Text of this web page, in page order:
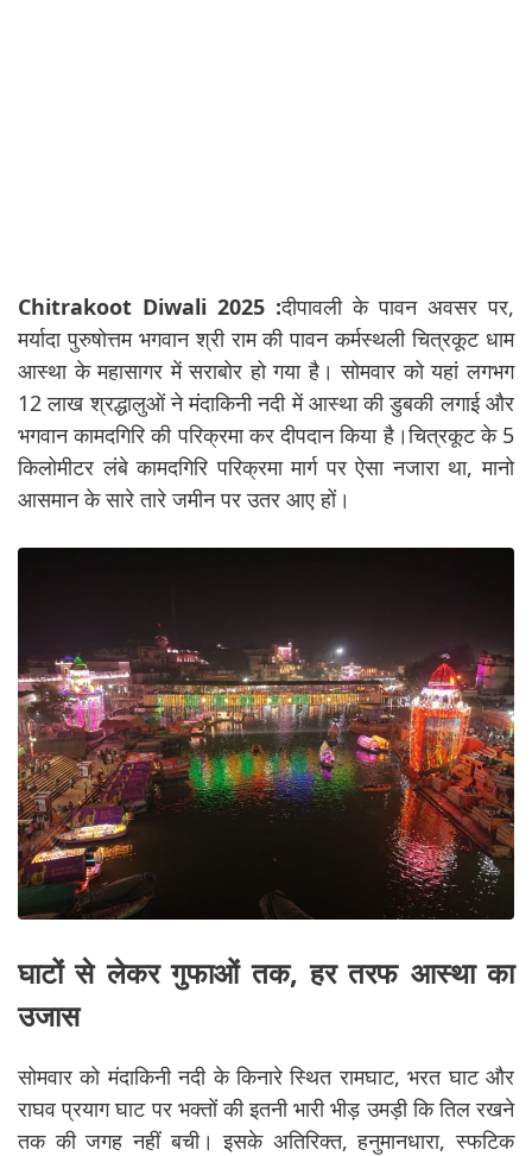
Chitrakoot Diwali 2025 :दीपावली के पावन अवसर पर,
मर्यादा पुरुषोत्तम भगवान श्री राम की पावन कर्मस्थली चित्रकूट धाम
आस्था के महासागर में सराबोर हो गया है। सोमवार को यहां लगभग
12 लाख श्रद्धालुओं ने मंदाकिनी नदी में आस्था की डुबकी लगाई और
भगवान कामदगिरि की परिक्रमा कर दीपदान किया है।चित्रकूट के 5
किलोमीटर लंबे कामदगिरि परिक्रमा मार्ग पर ऐसा नजारा था, मानो
आसमान के सारे तारे जमीन पर उतर आए हों।
घाटों से लेकर गुफाओं तक, हर तरफ आस्था का
उजास
सोमवार को मंदाकिनी नदी के किनारे स्थित रामघाट, भरत घाट और
राघव प्रयाग घाट पर भक्तों की इतनी भारी भीड़ उमड़ी कि तिल रखने
तक की जगह नहीं बची। इसके अतिरिक्त, हनुमानधारा, स्फटिक